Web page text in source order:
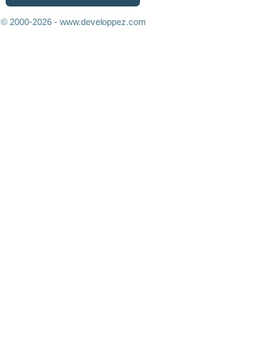
© 2000-2026 - www.developpez.com